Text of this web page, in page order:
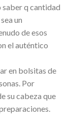
saber q cantidad
un
de esos
el auténtico
en bolsitas de
Por
su cabeza que